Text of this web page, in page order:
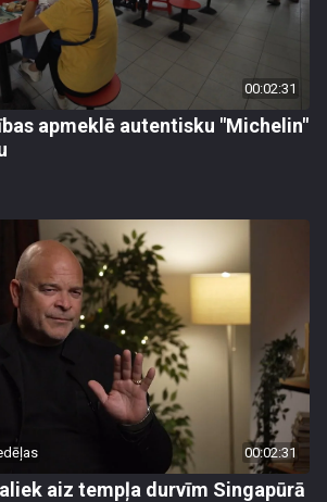
00:02:31
apmeklē autentisku "Michelin"
00:02:31
aiz tempļa durvīm Singapūrā